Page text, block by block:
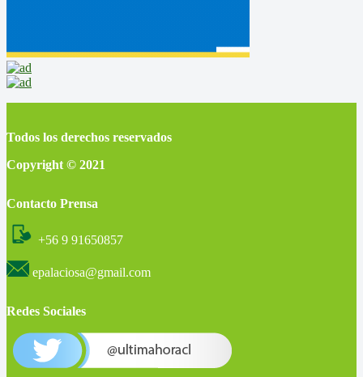
Todos los derechos reservados
Copyright © 2021
Contacto Prensa
+56 9 91650857
epalaciosa@gmail.com
Redes Sociales